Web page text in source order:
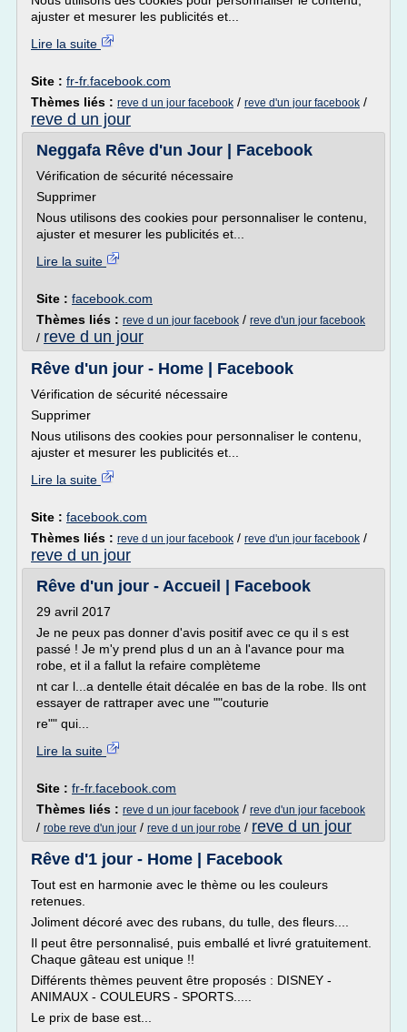
ajuster et mesurer les publicités et...
Lire la suite
Site : fr-fr.facebook.com
Thèmes liés : reve d un jour facebook / reve d'un jour facebook /
reve d un jour
Neggafa Rêve d'un Jour | Facebook
Vérification de sécurité nécessaire
Supprimer
Nous utilisons des cookies pour personnaliser le contenu,
ajuster et mesurer les publicités et...
Lire la suite
Site : facebook.com
Thèmes liés : reve d un jour facebook / reve d'un jour facebook
/ reve d un jour
Rêve d'un jour - Home | Facebook
Vérification de sécurité nécessaire
Supprimer
Nous utilisons des cookies pour personnaliser le contenu,
ajuster et mesurer les publicités et...
Lire la suite
Site : facebook.com
Thèmes liés : reve d un jour facebook / reve d'un jour facebook /
reve d un jour
Rêve d'un jour - Accueil | Facebook
29 avril 2017
Je ne peux pas donner d'avis positif avec ce qu il s est
passé ! Je m'y prend plus d un an à l'avance pour ma
robe, et il a fallut la refaire complèteme
nt car l...a dentelle était décalée en bas de la robe. Ils ont
essayer de rattraper avec une ""couturie
re"" qui...
Lire la suite
Site : fr-fr.facebook.com
Thèmes liés : reve d un jour facebook / reve d'un jour facebook
/ robe reve d'un jour / reve d un jour robe / reve d un jour
Rêve d'1 jour - Home | Facebook
Tout est en harmonie avec le thème ou les couleurs
retenues.
Joliment décoré avec des rubans, du tulle, des fleurs....
Il peut être personnalisé, puis emballé et livré gratuitement.
Chaque gâteau est unique !!
Différents thèmes peuvent être proposés : DISNEY -
ANIMAUX - COULEURS - SPORTS.....
Le prix de base est...